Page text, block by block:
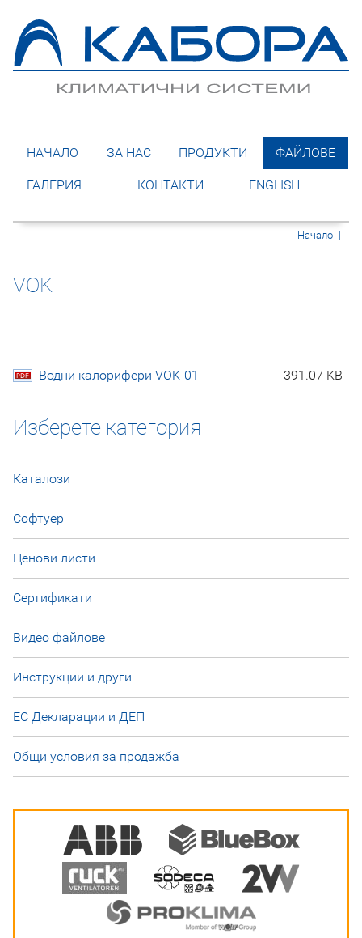
НАЧАЛО ЗА НАС ПРОДУКТИ ФАЙЛОВЕ
ГАЛЕРИЯ КОНТАКТИ ENGLISH
Начало |
VOK
Водни калорифери VOK-01 391.07 KB
Изберете категория
Каталози
Софтуер
Ценови листи
Сертификати
Видео файлове
Инструкции и други
ЕС Декларации и ДЕП
Общи условия за продажба